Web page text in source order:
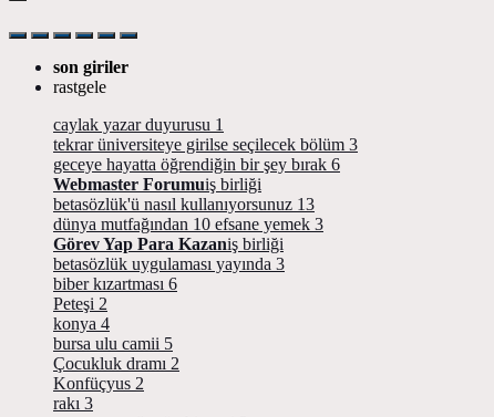
son giriler
rastgele
caylak yazar duyurusu 1
tekrar üniversiteye girilse seçilecek bölüm 3
geceye hayatta öğrendiğin bir şey bırak 6
Webmaster Forumuiş birliği
betasözlük'ü nasıl kullanıyorsunuz 13
dünya mutfağından 10 efsane yemek 3
Görev Yap Para Kazaniş birliği
betasözlük uygulaması yayında 3
biber kızartması 6
Peteşi 2
konya 4
bursa ulu camii 5
Çocukluk dramı 2
Konfüçyus 2
rakı 3